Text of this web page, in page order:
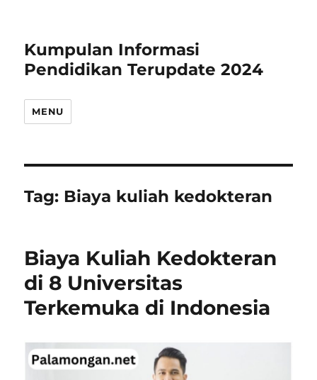
Kumpulan Informasi
Pendidikan Terupdate 2024
MENU
Tag: Biaya kuliah kedokteran
Biaya Kuliah Kedokteran
di 8 Universitas
Terkemuka di Indonesia